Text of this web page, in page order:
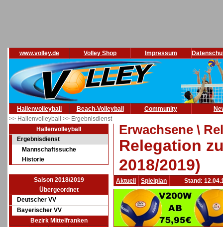
www.volley.de Volley Shop Impressum
Hallenvolleyball Beach-Volleyball Community
>> Hallenvolleyball >> Ergebnisdienst
Hallenvolleyball
Ergebnisdienst
Mannschaftssuche
Historie
Saison 2018/2019
Übergeordnet
Deutscher VV
Bayerischer VV
Bezirk Mittelfranken
Erwachsene \
Relegation
2018/2019)
Aktuell Spielplan Stand: